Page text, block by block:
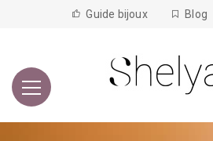
Guide bijoux Blog